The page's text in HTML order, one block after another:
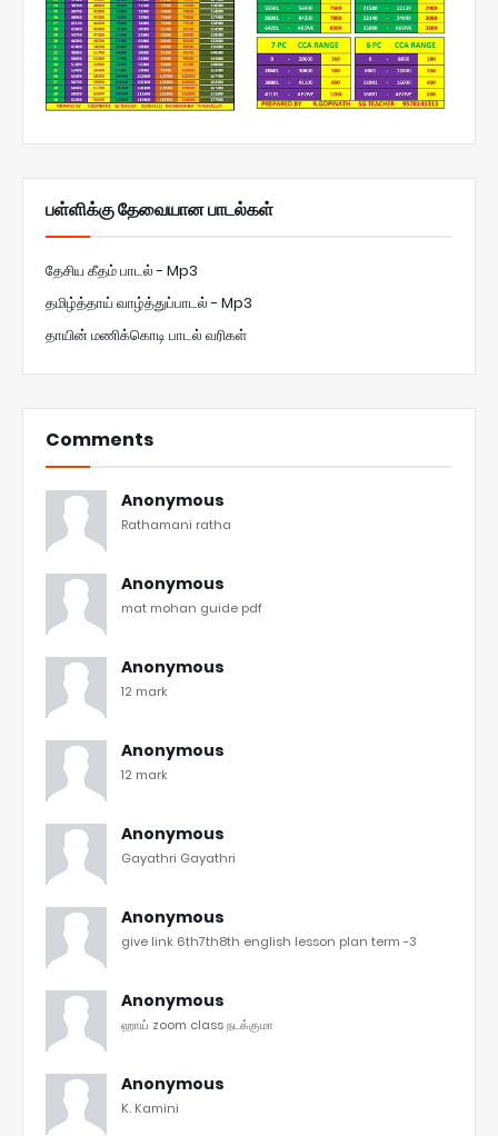
பள்ளிக்கு தேவையான பாடல்கள்
தேசிய கீதம் பாடல் - Mp3
தமிழ்த்தாய் வாழ்த்துப்பாடல் - Mp3
தாயின் மணிக்கொடி பாடல் வரிகள்
Comments
Anonymous
Rathamani ratha
Anonymous
mat mohan guide pdf
Anonymous
12 mark
Anonymous
12 mark
Anonymous
Gayathri Gayathri
Anonymous
give link 6th7th8th english lesson plan term -3
Anonymous
ஹாய் zoom class நடக்குமா
Anonymous
K. Kamini